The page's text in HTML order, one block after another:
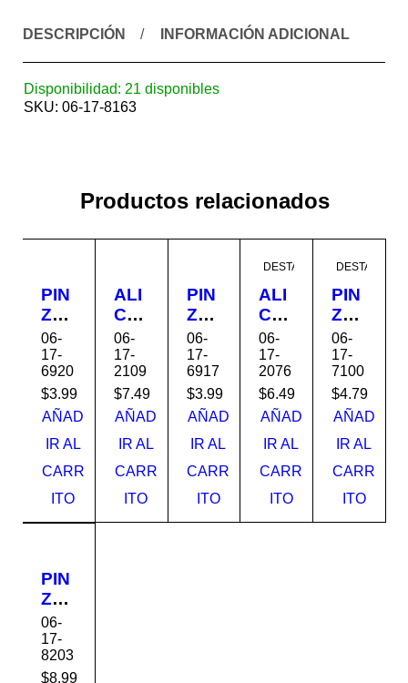
DESCRIPCIÓN INFORMACIÓN ADICIONAL
Disponibilidad: 21 disponibles
SKU: 06-17-8163
Productos relacionados
PIN
ZA
PR
ESI
ON
10"
H42
110
B.V
AL
UE
06-
17-
6920
$3.99
AÑAD
IR AL
CARR
ITO
ALI
CA
TE
9-
1/2"
42-
109
B.V
AL
UE
06-
17-
2109
$7.49
AÑAD
IR AL
CARR
ITO
PIN
ZA
PR
ESI
ON
7"
H42
107
B.V
AL
UE
06-
17-
6917
$3.99
AÑAD
IR AL
CARR
ITO
DESTACADO
ALI
CA
TE
8"
226
06
PR
ET
UL
06-
17-
2076
$6.49
AÑAD
IR AL
CARR
ITO
DESTACADO
PIN
ZA
PR
ESI
ON
10"
227
00
PR
ET
UL
06-
17-
7100
$4.79
AÑAD
IR AL
CARR
ITO
PIN
ZA
HO
JAL
ATE
RO
06-
17-
8203
$8.99